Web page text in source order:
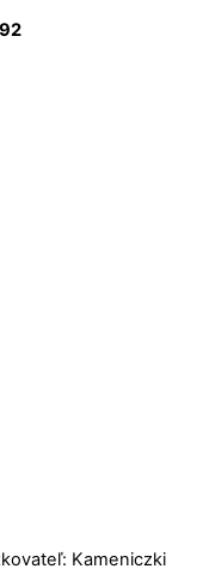
Kameniczki